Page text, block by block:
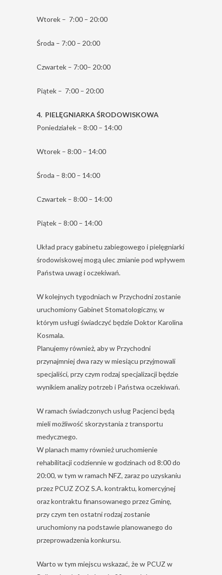
Wtorek – 7:00 – 20:00
Środa – 7:00 – 20:00
Czwartek – 7:00– 20:00
Piątek – 7:00 – 20:00
4. PIELĘGNIARKA ŚRODOWISKOWA
Poniedziałek – 8:00 – 14:00
Wtorek – 8:00 – 14:00
Środa – 8:00 – 14:00
Czwartek – 8:00 – 14:00
Piątek – 8:00 – 14:00
Układ pracy gabinetu zabiegowego i pielęgniarki
środowiskowej mogą ulec zmianie pod wpływem
Państwa uwag i oczekiwań.
W kolejnych tygodniach w Przychodni zostanie
uruchomiony Gabinet Stomatologiczny, w
którym usługi świadczyć będzie Doktor Karolina
Kosmala.
Planujemy również, aby w Przychodni
przynajmniej dwa razy w miesiącu przyjmowali
specjaliści, przy czym rodzaj specjalizacji będzie
wynikiem analizy potrzeb i Państwa oczekiwań.
W ramach świadczonych usług Pacjenci będą
mieli możliwość skorzystania z transportu
medycznego.
W planach mamy również uruchomienie
rehabilitacji codziennie w godzinach od 8:00 do
20:00, w tym w ramach NFZ, zaraz po uzyskaniu
przez PCUZ ZOZ S.A. kontraktu, komercyjnej
oraz kontraktu finansowanego przez Gminę,
przy czym ten ostatni rodzaj zostanie
uruchomiony na podstawie planowanego do
przeprowadzenia konkursu.
Warto w tym miejscu wskazać, że w PCUZ w